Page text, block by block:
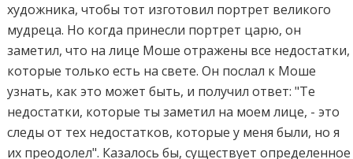
художника, чтобы тот изготовил портрет великого
мудреца. Но когда принесли портрет царю, он
заметил, что на лице Моше отражены все недостатки,
которые только есть на свете. Он послал к Моше
узнать, как это может быть, и получил ответ: "Те
недостатки, которые ты заметил на моем лице, - это
следы от тех недостатков, которые у меня были, но я
их преодолел". Казалось бы, существует определенное